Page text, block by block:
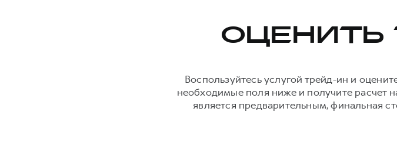
ОЦЕНИТЬ
Воспользуйтесь услугой трейд-ин и
необходимые поля ниже и получите расчет
является предварительным, финальная